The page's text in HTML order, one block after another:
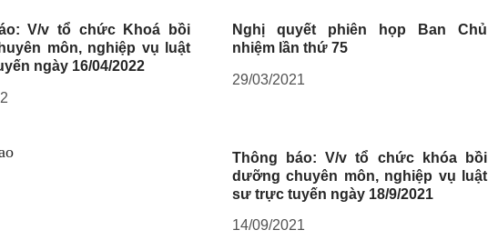
V/v tổ chức Khoá bồi
môn, nghiệp vụ luật
ngày 16/04/2022
Nghị quyết phiên họp Ban Chủ
nhiệm lần thứ 75
29/03/2021
Thông báo: V/v tổ chức khóa bồi
dưỡng chuyên môn, nghiệp vụ luật
sư trực tuyến ngày 18/9/2021
14/09/2021